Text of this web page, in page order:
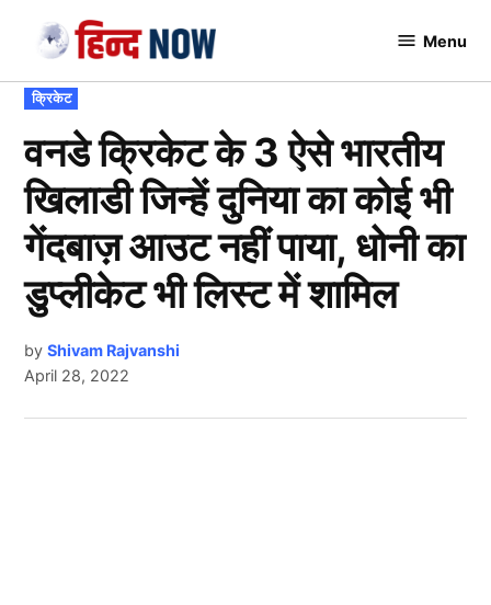
content
Menu
POSTED
IN
क्रिकेट
वनडे क्रिकेट के 3 ऐसे भारतीय
खिलाडी जिन्हें दुनिया का कोई भी
गेंदबाज़ आउट नहीं पाया, धोनी का
डुप्लीकेट भी लिस्ट में शामिल
by Shivam Rajvanshi
April 28, 2022